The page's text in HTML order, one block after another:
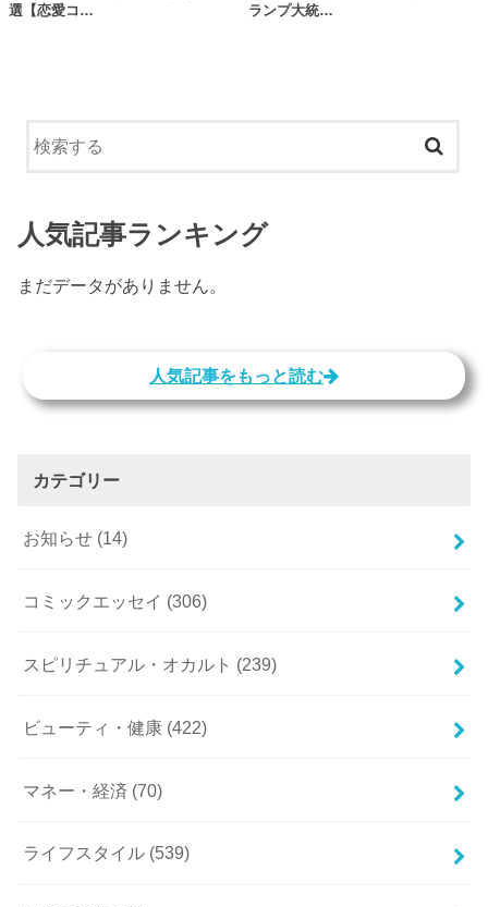
選【恋愛コ…
ランプ大統…
人気記事ランキング
まだデータがありません。
人気記事をもっと読む
カテゴリー
お知らせ (14)
コミックエッセイ (306)
スピリチュアル・オカルト (239)
ビューティ・健康 (422)
マネー・経済 (70)
ライフスタイル (539)